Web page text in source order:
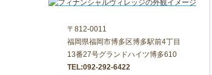
〒812-0011
福岡県福岡市博多区博多駅前4丁目
13番27号グランドハイツ博多610
TEL:092-292-6422